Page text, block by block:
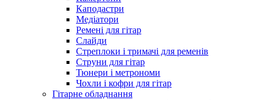
Каподастри
Медіатори
Ремені для гітар
Слайди
Стреплоки і тримачі для ременів
Струни для гітар
Тюнери і метрономи
Чохли і кофри для гітар
Гітарне обладнання